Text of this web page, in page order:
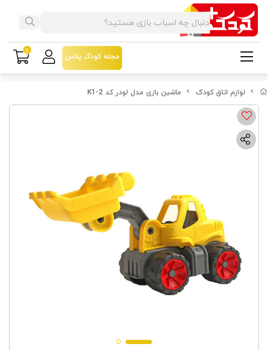
لوازم اتاق کودک ماشین بازی مدل لودر کد K1-2
مجله کودک پلاس
0